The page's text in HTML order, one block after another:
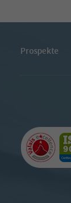
Prospekte